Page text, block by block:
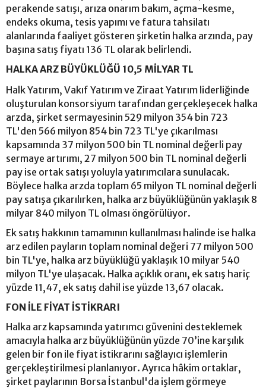
perakende satışı, arıza onarım bakım, açma-kesme,
endeks okuma, tesis yapımı ve fatura tahsilatı
alanlarında faaliyet gösteren şirketin halka arzında, pay
başına satış fiyatı 136 TL olarak belirlendi.
HALKA ARZ BÜYÜKLÜĞÜ 10,5 MİLYAR TL
Halk Yatırım, Vakıf Yatırım ve Ziraat Yatırım liderliğinde
oluşturulan konsorsiyum tarafından gerçekleşecek halka
arzda, şirket sermayesinin 529 milyon 354 bin 723
TL'den 566 milyon 854 bin 723 TL'ye çıkarılması
kapsamında 37 milyon 500 bin TL nominal değerli pay
sermaye artırımı, 27 milyon 500 bin TL nominal değerli
pay ise ortak satışı yoluyla yatırımcılara sunulacak.
Böylece halka arzda toplam 65 milyon TL nominal değerli
pay satışa çıkarılırken, halka arz büyüklüğünün yaklaşık 8
milyar 840 milyon TL olması öngörülüyor.
Ek satış hakkının tamamının kullanılması halinde ise halka
arz edilen payların toplam nominal değeri 77 milyon 500
bin TL'ye, halka arz büyüklüğü yaklaşık 10 milyar 540
milyon TL'ye ulaşacak. Halka açıklık oranı, ek satış hariç
yüzde 11,47, ek satış dahil ise yüzde 13,67 olacak.
FON İLE FİYAT İSTİKRARI
Halka arz kapsamında yatırımcı güvenini desteklemek
amacıyla halka arz büyüklüğünün yüzde 70’ine karşılık
gelen bir fon ile fiyat istikrarını sağlayıcı işlemlerin
gerçekleştirilmesi planlanıyor. Ayrıca hâkim ortaklar,
şirket paylarının Borsa İstanbul'da işlem görmeye